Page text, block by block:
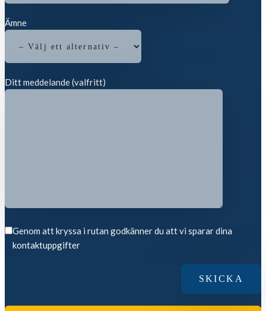
Ämne
Ditt meddelande (valfritt)
Genom att kryssa i rutan godkänner du att vi sparar dina
kontaktuppgifter